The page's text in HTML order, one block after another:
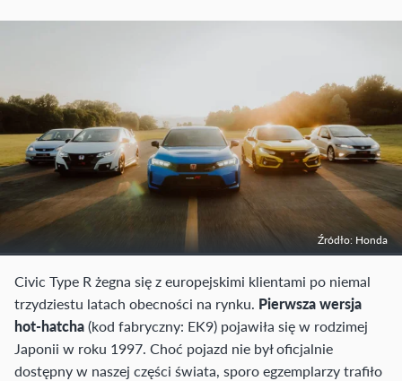
Źródło: Honda
Civic Type R żegna się z europejskimi klientami po niemal
trzydziestu latach obecności na rynku. Pierwsza wersja
hot-hatcha(kod fabryczny: EK9) pojawiła się w rodzimej
Japonii w roku 1997. Choć pojazd nie był oficjalnie
dostępny w naszej części świata, sporo egzemplarzy trafiło